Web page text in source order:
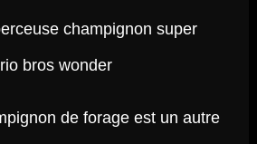
de forage est un autre